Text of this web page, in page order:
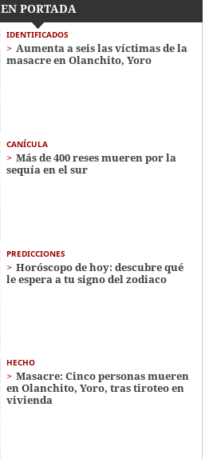
EN PORTADA
IDENTIFICADOS
Aumenta a seis las víctimas de la
masacre en Olanchito, Yoro
CANÍCULA
Más de 400 reses mueren por la
sequía en el sur
PREDICCIONES
Horóscopo de hoy: descubre qué
le espera a tu signo del zodiaco
HECHO
Masacre: Cinco personas mueren
en Olanchito, Yoro, tras tiroteo en
vivienda